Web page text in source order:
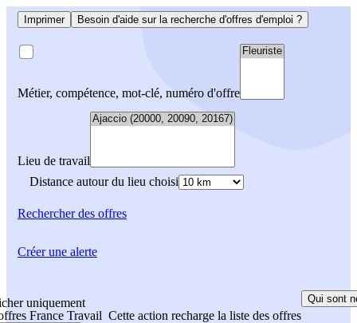
Imprimer Besoin d'aide sur la recherche d'offres d'emploi ?
Métier, compétence, mot-clé, numéro d'offre
Lieu de travail
Distance autour du lieu choisi
Rechercherdes offres
uniquement
France Travail Cette action recharge la liste des offres
Qui sont
Créer une alerte